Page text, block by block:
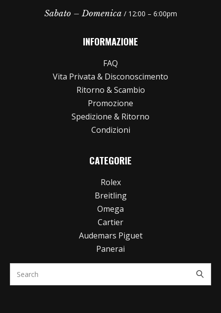
Sabato – Domenica / 12:00 – 6:00pm
INFORMAZIONE
FAQ
Vita Privata & Disconoscimento
Ritorno & Scambio
Promozione
Spedizione & Ritorno
Condizioni
CATEGORIE
Rolex
Breitling
Omega
Cartier
Audemars Piguet
Panerai